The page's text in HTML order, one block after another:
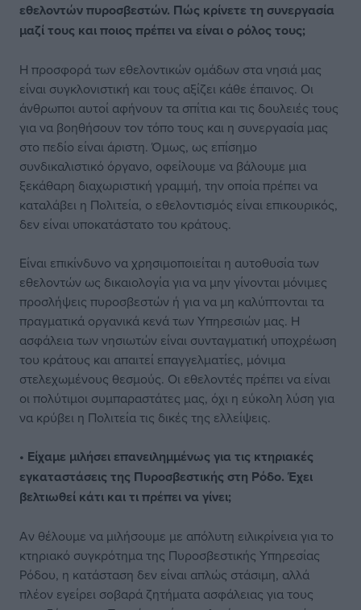
εθελοντών πυροσβεστών. Πώς κρίνετε τη συνεργασία
μαζί τους και ποιος πρέπει να είναι ο ρόλος τους;
Η προσφορά των εθελοντικών ομάδων στα νησιά μας
είναι συγκλονιστική και τους αξίζει κάθε έπαινος. Οι
άνθρωποι αυτοί αφήνουν τα σπίτια και τις δουλειές τους
για να βοηθήσουν τον τόπο τους και η συνεργασία μας
στο πεδίο είναι άριστη. Όμως, ως επίσημο
συνδικαλιστικό όργανο, οφείλουμε να βάλουμε μια
ξεκάθαρη διαχωριστική γραμμή, την οποία πρέπει να
καταλάβει η Πολιτεία, ο εθελοντισμός είναι επικουρικός,
δεν είναι υποκατάστατο του κράτους.
Είναι επικίνδυνο να χρησιμοποιείται η αυτοθυσία των
εθελοντών ως δικαιολογία για να μην γίνονται μόνιμες
προσλήψεις πυροσβεστών ή για να μη καλύπτονται τα
πραγματικά οργανικά κενά των Υπηρεσιών μας. Η
ασφάλεια των νησιωτών είναι συνταγματική υποχρέωση
του κράτους και απαιτεί επαγγελματίες, μόνιμα
στελεχωμένους θεσμούς. Οι εθελοντές πρέπει να είναι
οι πολύτιμοι συμπαραστάτες μας, όχι η εύκολη λύση για
να κρύβει η Πολιτεία τις δικές της ελλείψεις.
• Είχαμε μιλήσει επανειλημμένως για τις κτηριακές
εγκαταστάσεις της Πυροσβεστικής στη Ρόδο. Έχει
βελτιωθεί κάτι και τι πρέπει να γίνει;
Αν θέλουμε να μιλήσουμε με απόλυτη ειλικρίνεια για το
κτηριακό συγκρότημα της Πυροσβεστικής Υπηρεσίας
Ρόδου, η κατάσταση δεν είναι απλώς στάσιμη, αλλά
πλέον εγείρει σοβαρά ζητήματα ασφάλειας για τους